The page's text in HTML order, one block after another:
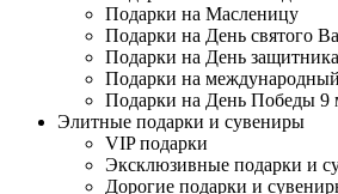
Подарки на Масленицу
Подарки на День святого
Подарки на День
Подарки на
Подарки на День Победы 9
Элитные подарки и сувениры
VIP подарки
Эксклюзивные подарки и
Дорогие подарки и